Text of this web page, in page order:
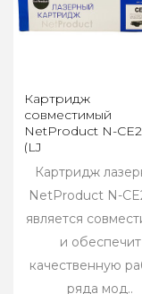
Картридж
совместимый
NetProduct N-
(LJ
P1102/P1120W/
725, 1,6K)
Картридж
NetProduct N-
является
и обеспечит
качественную
ряда мод..